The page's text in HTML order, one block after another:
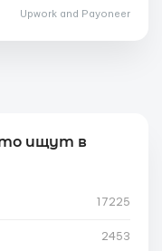
Upwork and Payoneer
ищут в
17225
2453